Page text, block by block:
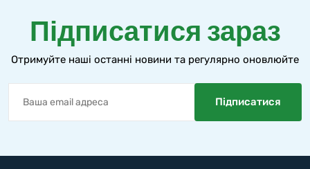
Підписатися зараз
Отримуйте наші останні новини та регулярно оновлюйте